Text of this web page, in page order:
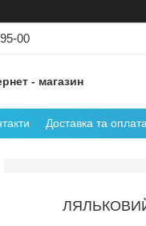
00
- магазин
Доставка та оплата